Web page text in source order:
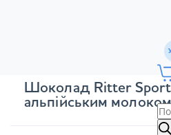
Шоколад Ritter Sport
альпійським